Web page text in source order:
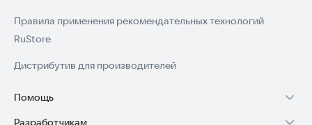
Правила применения рекомендательных технологий
RuStore
Дистрибутив для производителей
Помощь
Разработчикам